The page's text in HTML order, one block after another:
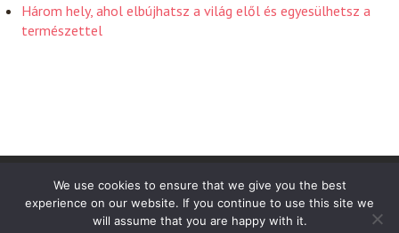
Három hely, ahol elbújhatsz a világ elől és egyesülhetsz a
természettel
Friss Hirek 2026 . Powered by WordPress
We use cookies to ensure that we give you the best
experience on our website. If you continue to use this site we
will assume that you are happy with it.